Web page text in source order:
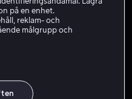
kr
kr
dödats i striderna mot
dödats i striderna mot
När den mystiske
på en enhet.
reklam- och
målgrupp och